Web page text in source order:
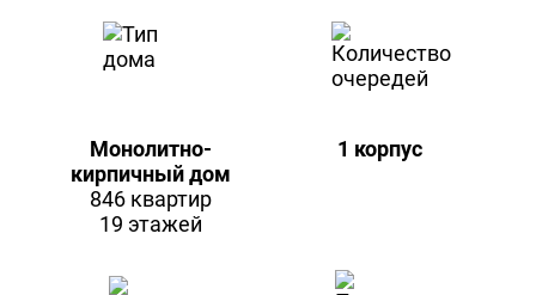
Монолитно-
кирпичный дом
846 квартир
19 этажей
1 корпус